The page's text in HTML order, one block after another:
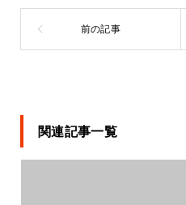
関連記事一覧